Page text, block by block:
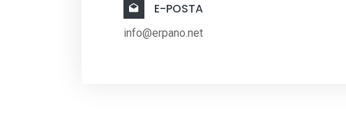
E-POSTA
info@erpano.net